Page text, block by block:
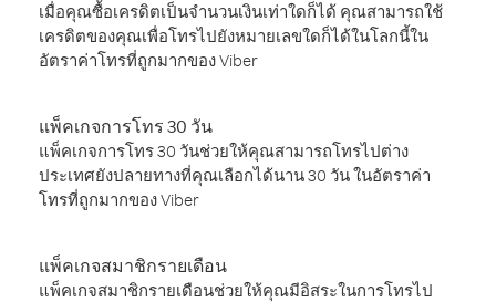
เมื่อคุณซื้อเครดิตเป็นจำนวนเงินเท่าใดก็ได้ คุณสามารถใช้
เครดิตของคุณเพื่อโทรไปยังหมายเลขใดก็ได้ในโลกนี้ใน
อัตราค่าโทรที่ถูกมากของ Viber
แพ็คเกจการโทร 30 วัน
แพ็คเกจการโทร 30 วันช่วยให้คุณสามารถโทรไปต่าง
ประเทศยังปลายทางที่คุณเลือกได้นาน 30 วัน ในอัตราค่า
โทรที่ถูกมากของ Viber
แพ็คเกจสมาชิกรายเดือน
แพ็คเกจสมาชิกรายเดือนช่วยให้คุณมีอิสระในการโทรไป